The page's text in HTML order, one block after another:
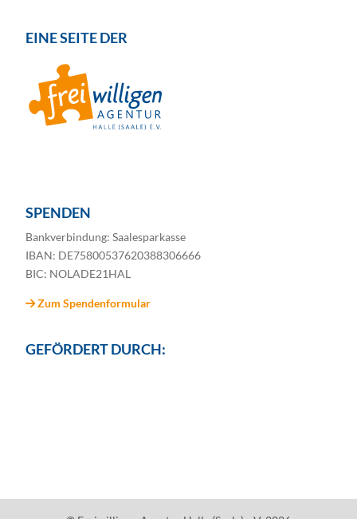
EINE SEITE DER
SPENDEN
Bankverbindung: Saalesparkasse
IBAN: DE75800537620388306666
BIC: NOLADE21HAL
Zum Spendenformular
GEFÖRDERT DURCH: